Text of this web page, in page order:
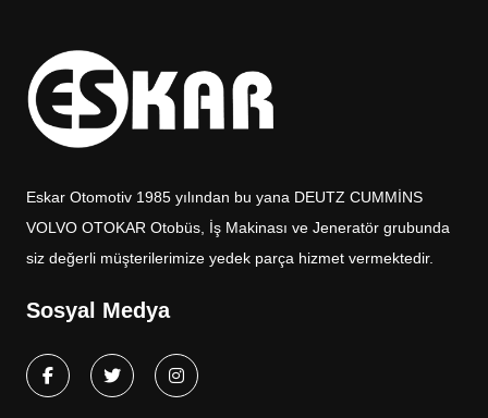
Eskar Otomotiv 1985 yılından bu yana DEUTZ CUMMİNS
VOLVO OTOKAR Otobüs, İş Makinası ve Jeneratör grubunda
siz değerli müşterilerimize yedek parça hizmet vermektedir.
Sosyal Medya